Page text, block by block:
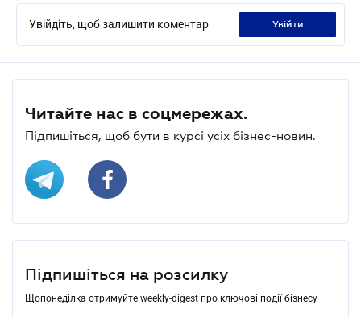
Увійдіть, щоб залишити коментар увійти
Читайте нас в соцмережах.
Підпишіться, щоб бути в курсі усіх бізнес-новин.
Підпишіться на розсилку
Щопонеділка отримуйте weekly-digest про ключові події бізнесу